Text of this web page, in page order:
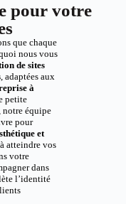
pour votre
que chaque
nous vous
de sites
, adaptées aux
à
petite
notre équipe
pour
et
atteindre vos
votre
dans
l’identité